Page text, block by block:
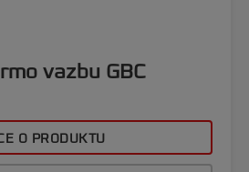
vazbu GBC
O PRODUKTU